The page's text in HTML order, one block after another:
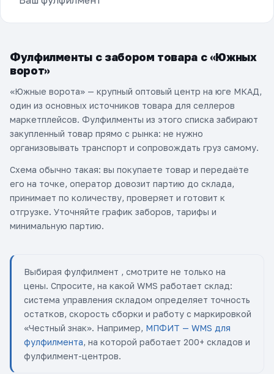
Фулфилменты с забором товара с «Южных
ворот»
«Южные ворота» — крупный оптовый центр на юге МКАД,
один из основных источников товара для селлеров
маркетплейсов. Фулфилменты из этого списка забирают
закупленный товар прямо с рынка: не нужно
организовывать транспорт и сопровождать груз самому.
Схема обычно такая: вы покупаете товар и передаёте
его на точке, оператор довозит партию до склада,
принимает по количеству, проверяет и готовит к
отгрузке. Уточняйте график заборов, тарифы и
минимальную партию.
Выбирая фулфилмент , смотрите не только на
цены. Спросите, на какой WMS работает склад:
система управления складом определяет точность
остатков, скорость сборки и работу с маркировкой
«Честный знак». Например, МПФИТ — WMS для
фулфилмента, на которой работает 200+ складов и
фулфилмент-центров.